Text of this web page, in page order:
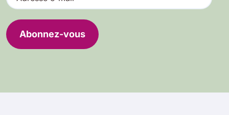
d
e
s
Abonnez-vous